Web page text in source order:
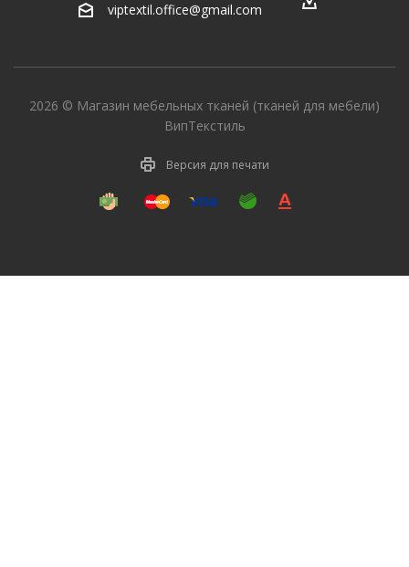
viptextil.office@gmail.com
2026 © Магазин мебельных тканей (тканей для мебели)
ВипТекстиль
Версия для печати